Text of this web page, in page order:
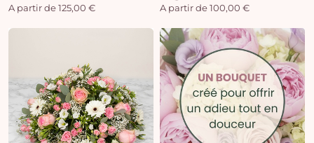
A partir de 125,00 € A partir de 100,00 €